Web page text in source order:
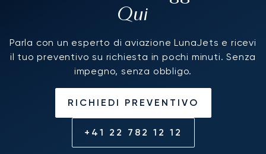
Qui
Parla con un esperto di aviazione LunaJets e ricevi
il tuo preventivo su richiesta in pochi minuti. Senza
impegno, senza obbligo.
RICHIEDI PREVENTIVO
+41 22 782 12 12